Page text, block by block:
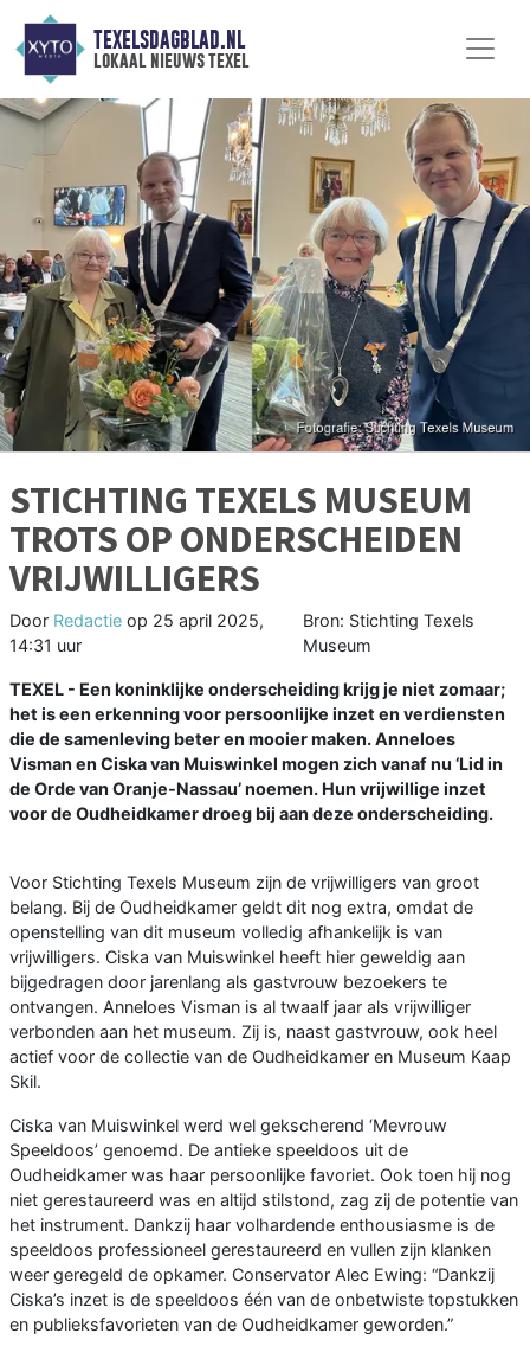
TEXELSDAGBLAD.NL
lokaal nieuws texel
STICHTING TEXELS MUSEUM
TROTS OP ONDERSCHEIDEN
VRIJWILLIGERS
Door Redactie op 25 april 2025,
14:31 uur
Bron: Stichting Texels
Museum
TEXEL - Een koninklijke onderscheiding krijg je niet zomaar;
het is een erkenning voor persoonlijke inzet en verdiensten
die de samenleving beter en mooier maken. Anneloes
Visman en Ciska van Muiswinkel mogen zich vanaf nu ‘Lid in
de Orde van Oranje-Nassau’ noemen. Hun vrijwillige inzet
voor de Oudheidkamer droeg bij aan deze onderscheiding.
Voor Stichting Texels Museum zijn de vrijwilligers van groot
belang. Bij de Oudheidkamer geldt dit nog extra, omdat de
openstelling van dit museum volledig afhankelijk is van
vrijwilligers. Ciska van Muiswinkel heeft hier geweldig aan
bijgedragen door jarenlang als gastvrouw bezoekers te
ontvangen. Anneloes Visman is al twaalf jaar als vrijwilliger
verbonden aan het museum. Zij is, naast gastvrouw, ook heel
actief voor de collectie van de Oudheidkamer en Museum Kaap
Skil.
Ciska van Muiswinkel werd wel gekscherend ‘Mevrouw
Speeldoos’ genoemd. De antieke speeldoos uit de
Oudheidkamer was haar persoonlijke favoriet. Ook toen hij nog
niet gerestaureerd was en altijd stilstond, zag zij de potentie van
het instrument. Dankzij haar volhardende enthousiasme is de
speeldoos professioneel gerestaureerd en vullen zijn klanken
weer geregeld de opkamer. Conservator Alec Ewing: “Dankzij
Ciska’s inzet is de speeldoos één van de onbetwiste topstukken
en publieksfavorieten van de Oudheidkamer geworden.”